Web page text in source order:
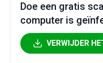
Doe een gratis
computer is
VERWIJDER